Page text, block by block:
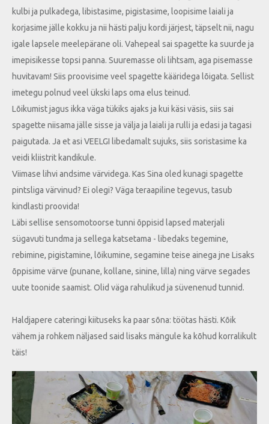
kulbi ja pulkadega, libistasime, pigistasime, loopisime laiali ja
korjasime jälle kokku ja nii hästi palju kordi järjest, täpselt nii, nagu
igale lapsele meelepärane oli. Vahepeal sai spagette ka suurde ja
imepisikesse topsi panna. Suuremasse oli lihtsam, aga pisemasse
huvitavam! Siis proovisime veel spagette kääridega lõigata. Sellist
imetegu polnud veel ükski laps oma elus teinud.
Lõikumist jagus ikka väga tükiks ajaks ja kui käsi väsis, siis sai
spagette niisama jälle sisse ja välja ja laiali ja rulli ja edasi ja tagasi
paigutada. Ja et asi VEELGI libedamalt sujuks, siis soristasime ka
veidi kliistrit kandikule.
Viimase lihvi andsime värvidega. Kas Sina oled kunagi spagette
pintsliga värvinud? Ei olegi? Väga teraapiline tegevus, tasub
kindlasti proovida!
Läbi sellise sensomotoorse tunni õppisid lapsed materjali
sügavuti tundma ja sellega katsetama - libedaks tegemine,
rebimine, pigistamine, lõikumine, segamine teise ainega jne Lisaks
õppisime värve (punane, kollane, sinine, lilla) ning värve segades
uute toonide saamist. Olid väga rahulikud ja süvenenud tunnid.
Haldjapere cateringi kiituseks ka paar sõna: töötas hästi. Kõik
vähem ja rohkem näljased said lisaks mängule ka kõhud korralikult
täis!